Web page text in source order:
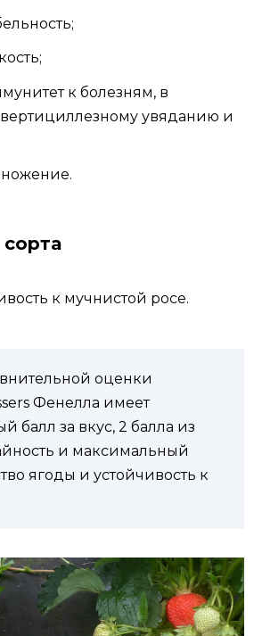
к болезням, в
вертициллезному увяданию и
к мучнистой росе.
оценки
Фенелла имеет
балл за вкус, 2 балла из
и максимальный
ягоды и устойчивость к